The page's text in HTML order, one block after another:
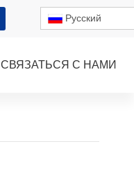
Pусский
СВЯЗАТЬСЯ С НАМИ